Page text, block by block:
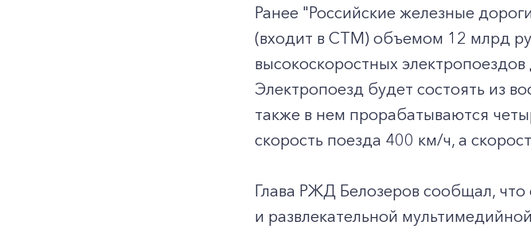
Ранее "Российские железные
(входит в СТМ) объемом 12 млрд
высокоскоростных
Электропоезд будет состоять из
также в нем прорабатываются
скорость поезда 400 км/ч, а
Глава РЖД Белозеров сообщал, что
и развлекательной